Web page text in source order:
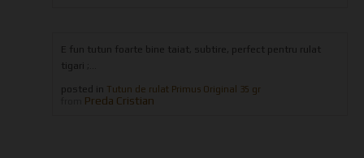
E fun tutun foarte bine taiat, subtire, perfect pentru rulat
tigari ;...
posted in Tutun de rulat Primus Original 35 gr
Preda Cristian